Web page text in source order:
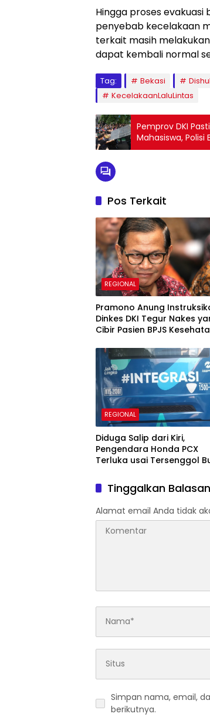
Hingga proses
penyebab kecelakaan
terkait masih
dapat kembali normal
Tag: Bekasi
KecelakaanLaluLintas
Pemprov DKI
Mahasiswa,
Pos Terkait
REGIONAL
Pramono Anung
Dinkes DKI Tegur Nakes
Cibir Pasien BPJS
REGIONAL
Diduga Salip dari Kiri,
Pengendara Honda PCX
Terluka usai Tersenggol
Tinggalkan Balasan
Alamat email Anda tidak
Simpan nama, email,
berikutnya.